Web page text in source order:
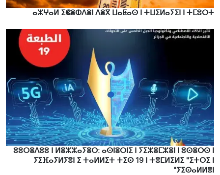
ⴰⵣⵖⴰⵍ ⵉⵞⴻⵀⴷⴻⵏ ⴷⴻⴳ ⵡⴰⵟⴰⵙ ⵏ ⵜⵡⵉⵍⴰⵢⵉⵏ ⵏ ⵜⵎⵓⵔⵜ
ⵓⵓⵔⴻⴷⵓⵓ ⵏ ⵍⴻⵣⵣⴰⵢⴻⵔ: ⴰⵙⵏⴻⵔⵏⵉ ⵏ ⵢⵉⵣⴻⵎⵣⴻⵏ ⵏ ⵓⵙⴻⵔⵙ ⵏ
ⵢⵉⴼⴰⵢⵍⵢⴻⵏ ⵉ ⵜⴰⵍⵍⵉⵜ ⵜⵉⵙ 19 ⵏ ⵜⴻⵎⵍⵉⵍⵉ "ⵉⵜⵔⵉ ⵏ
ⵢⵉⵙⴰⵍⵍⴻⵏ"